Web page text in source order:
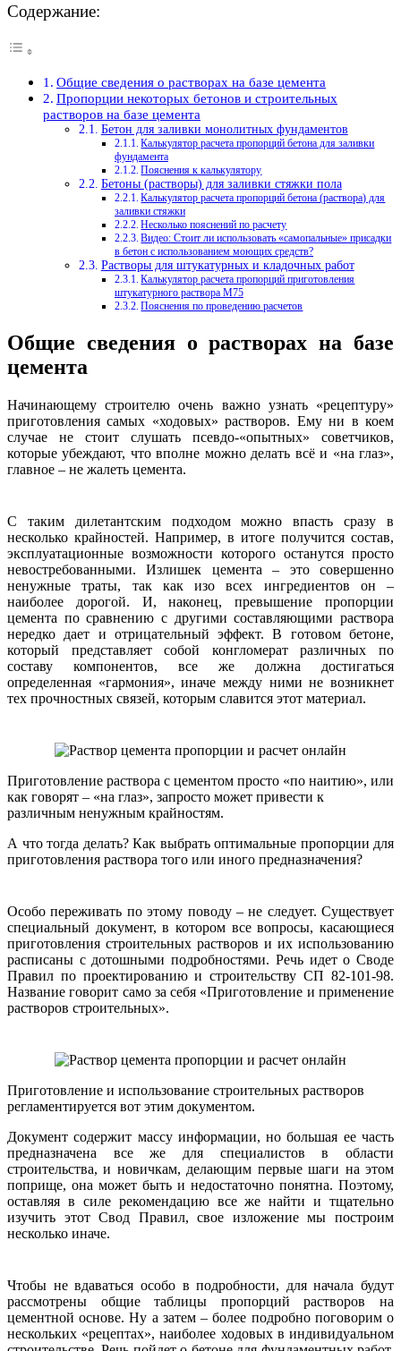
Содержание:
Общие сведения о растворах на базе цемента
Пропорции некоторых бетонов и строительных
растворов на базе цемента
Бетон для заливки монолитных фундаментов
Калькулятор расчета пропорций бетона для заливки
фундамента
Пояснения к калькулятору
Бетоны (растворы) для заливки стяжки пола
Калькулятор расчета пропорций бетона (раствора) для
заливки стяжки
Несколько пояснений по расчету
Видео: Стоит ли использовать «самопальные» присадки
в бетон с использованием моющих средств?
Растворы для штукатурных и кладочных работ
Калькулятор расчета пропорций приготовления
штукатурного раствора М75
Пояснения по проведению расчетов
Общие сведения о растворах на базе
цемента
Начинающему строителю очень важно узнать «рецептуру»
приготовления самых «ходовых» растворов. Ему ни в коем
случае не стоит слушать псевдо-«опытных» советчиков,
которые убеждают, что вполне можно делать всё и «на глаз»,
главное – не жалеть цемента.
С таким дилетантским подходом можно впасть сразу в
несколько крайностей. Например, в итоге получится состав,
эксплуатационные возможности которого останутся просто
невостребованными. Излишек цемента – это совершенно
ненужные траты, так как изо всех ингредиентов он –
наиболее дорогой. И, наконец, превышение пропорции
цемента по сравнению с другими составляющими раствора
нередко дает и отрицательный эффект. В готовом бетоне,
который представляет собой конгломерат различных по
составу компонентов, все же должна достигаться
определенная «гармония», иначе между ними не возникнет
тех прочностных связей, которым славится этот материал.
Приготовление раствора с цементом просто «по наитию», или
как говорят – «на глаз», запросто может привести к
различным ненужным крайностям.
А что тогда делать? Как выбрать оптимальные пропорции для
приготовления раствора того или иного предназначения?
Особо переживать по этому поводу – не следует. Существует
специальный документ, в котором все вопросы, касающиеся
приготовления строительных растворов и их использованию
расписаны с дотошными подробностями. Речь идет о Своде
Правил по проектированию и строительству СП 82-101-98.
Название говорит само за себя «Приготовление и применение
растворов строительных».
Приготовление и использование строительных растворов
регламентируется вот этим документом.
Документ содержит массу информации, но большая ее часть
предназначена все же для специалистов в области
строительства, и новичкам, делающим первые шаги на этом
поприще, она может быть и недостаточно понятна. Поэтому,
оставляя в силе рекомендацию все же найти и тщательно
изучить этот Свод Правил, свое изложение мы построим
несколько иначе.
Чтобы не вдаваться особо в подробности, для начала будут
рассмотрены общие таблицы пропорций растворов на
цементной основе. Ну а затем – более подробно поговорим о
нескольких «рецептах», наиболее ходовых в индивидуальном